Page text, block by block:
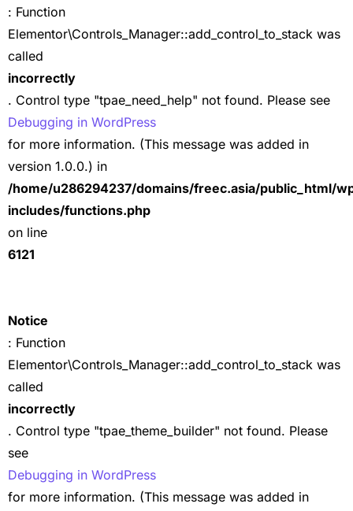
: Function
Elementor\Controls_Manager::add_control_to_stack was
called
incorrectly
. Control type "tpae_need_help" not found. Please see
Debugging in WordPress
for more information. (This message was added in
version 1.0.0.) in
/home/u286294237/domains/freec.asia/public_html/
includes/functions.php
on line
6121
Notice
: Function
Elementor\Controls_Manager::add_control_to_stack was
called
incorrectly
. Control type "tpae_theme_builder" not found. Please
see
Debugging in WordPress
for more information. (This message was added in